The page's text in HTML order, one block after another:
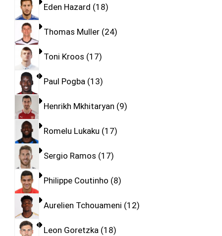
Eden Hazard 18
Thomas Muller 24
Toni Kroos 17
Paul Pogba 13
Henrikh Mkhitaryan 9
Romelu Lukaku 17
Sergio Ramos 17
Philippe Coutinho 8
Aurelien Tchouameni 12
Leon Goretzka 18